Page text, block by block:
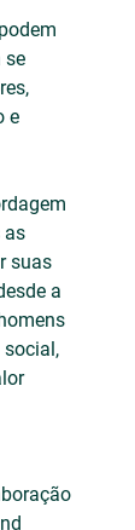
se
e
as
suas
a